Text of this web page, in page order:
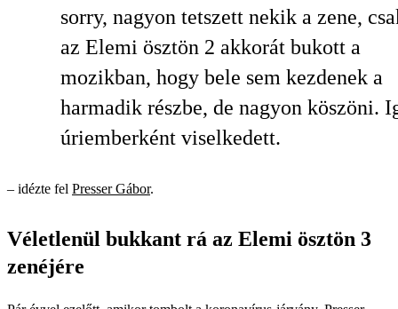
sorry, nagyon tetszett nekik a zene,
az Elemi ösztön 2 akkorát bukott a
mozikban, hogy bele sem kezdenek a
harmadik részbe, de nagyon köszöni.
úriemberként viselkedett.
– idézte fel Presser Gábor.
Véletlenül bukkant rá az Elemi ösztön 3
zenéjére